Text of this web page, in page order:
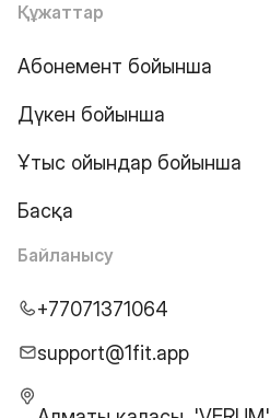
Құжаттар
Абонемент бойынша
Дүкен бойынша
Ұтыс ойындар бойынша
Басқа
Байланысу
+77071371064
support@1fit.app